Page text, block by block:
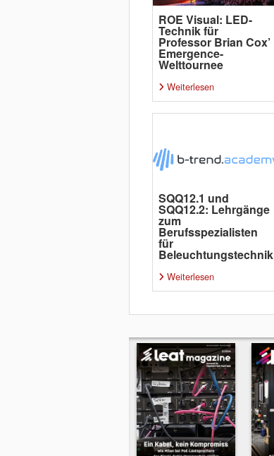
ROE Visual: LED-
Technik für
Professor Brian Cox’
Emergence-
Welttournee
Weiterlesen
SQQ12.1 und
SQQ12.2: Lehrgänge
zum
Berufsspezialisten
für
Beleuchtungstechnik
Weiterlesen